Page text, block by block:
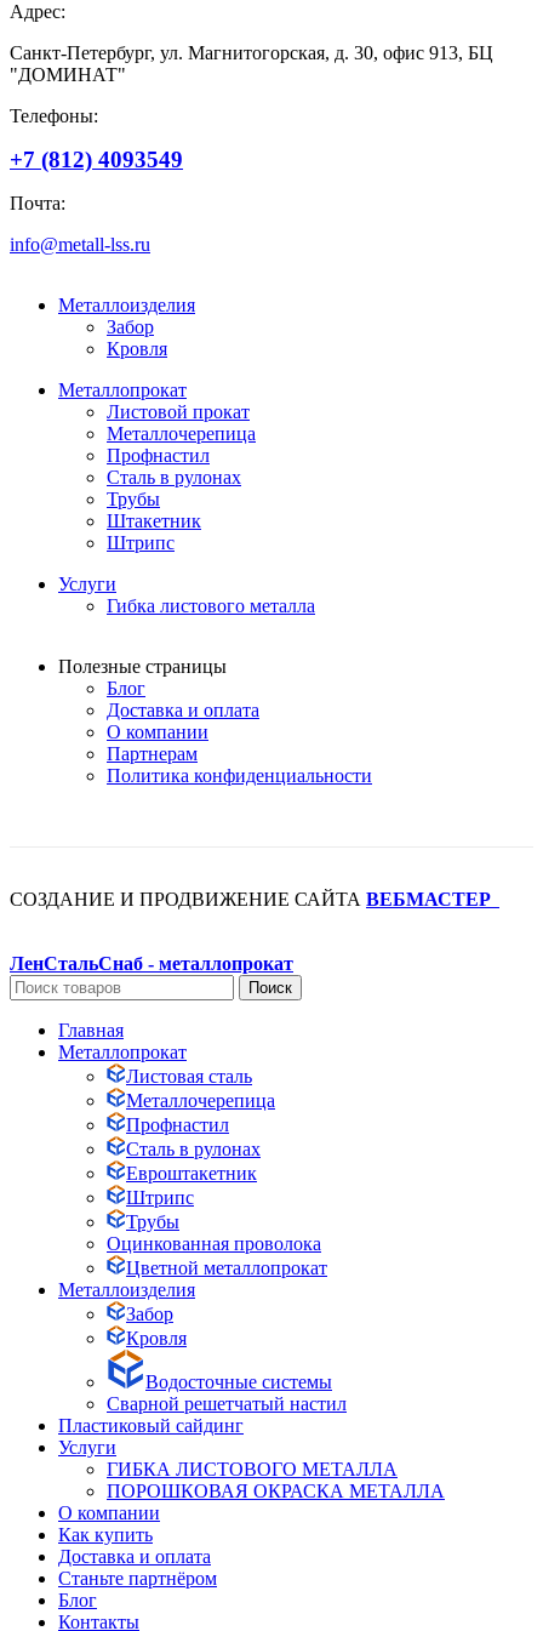
Адрес:
Санкт-Петербург, ул. Магнитогорская, д. 30, офис 913, БЦ
"ДОМИНАТ"
Телефоны:
+7 (812) 4093549
Почта:
info@metall-lss.ru
Металлоизделия
Забор
Кровля
Металлопрокат
Листовой прокат
Металлочерепица
Профнастил
Сталь в рулонах
Трубы
Штакетник
Штрипс
Услуги
Гибка листового металла
Полезные страницы
Блог
Доставка и оплата
О компании
Партнерам
Политика конфиденциальности
СОЗДАНИЕ И ПРОДВИЖЕНИЕ САЙТА ВЕБМАСТЕР
ЛенСтальСнаб - металлопрокат
Поиск
Главная
Металлопрокат
Листовая сталь
Металлочерепица
Профнастил
Сталь в рулонах
Евроштакетник
Штрипс
Трубы
Оцинкованная проволока
Цветной металлопрокат
Металлоизделия
Забор
Кровля
Водосточные системы
Сварной решетчатый настил
Пластиковый сайдинг
Услуги
ГИБКА ЛИСТОВОГО МЕТАЛЛА
ПОРОШКОВАЯ ОКРАСКА МЕТАЛЛА
О компании
Как купить
Доставка и оплата
Станьте партнёром
Блог
Контакты